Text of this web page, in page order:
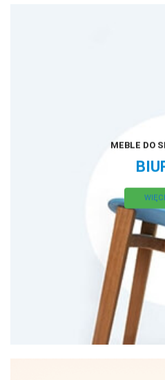
MEBLE DO